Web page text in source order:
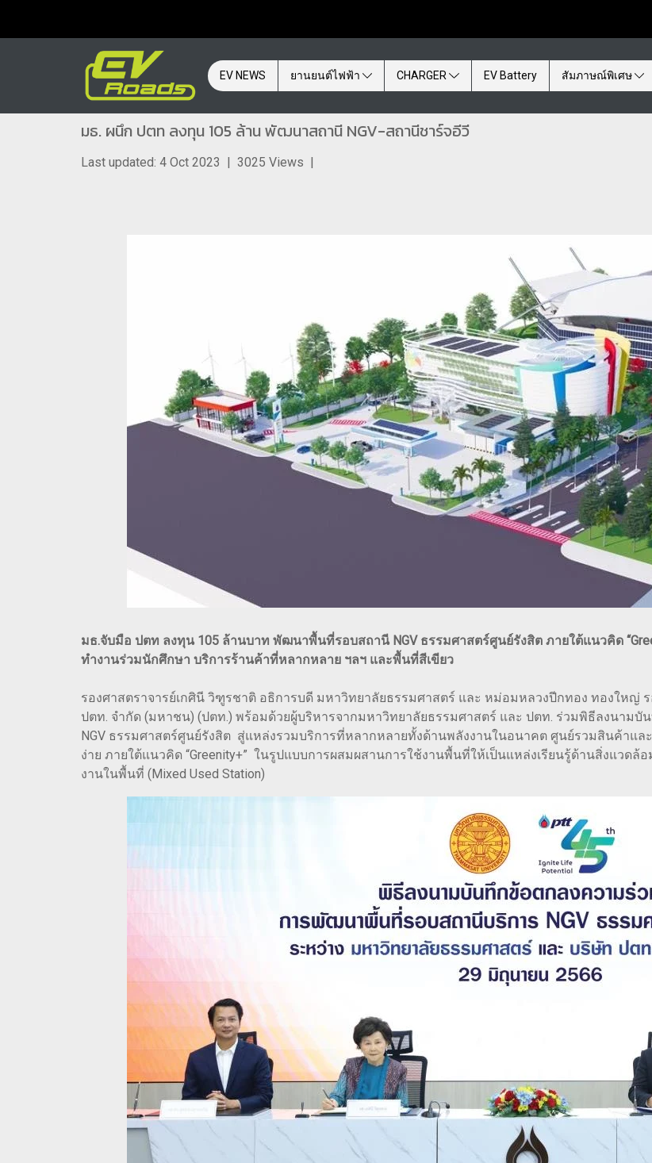
EV NEWS ยานยนต์ไฟฟ้า CHARGER EV Battery สัมภาษณ์พิเศษ
มธ. ผนึก ปตท ลงทุน 105 ล้าน พัฒนาสถานี NGV-สถานีชาร์จอีวี
Last updated: 4 Oct 2023 | 3025 Views |
มธ.จับมือ ปตท ลงทุน 105 ล้านบาท พัฒนาพื้นที่รอบสถานี NGV ธรรมศาสตร์ศูนย์รังสิต ภายใต้แนวคิด
ทำงานร่วมนักศึกษา บริการร้านค้าที่หลากหลาย ฯลฯ และพื้นที่สีเขียว
รองศาสตราจารย์เกศินี วิฑูรชาติ อธิการบดี มหาวิทยาลัยธรรมศาสตร์ และ หม่อมหลวงปีกทอง ทองใหญ่
ปตท. จำกัด (มหาชน) (ปตท.) พร้อมด้วยผู้บริหารจากมหาวิทยาลัยธรรมศาสตร์ และ ปตท. ร่วมพิธีลงนา
NGV ธรรมศาสตร์ศูนย์รังสิต สู่แหล่งรวมบริการที่หลากหลายทั้งด้านพลังงานในอนาคต ศูนย์รวมสินค้าแ
ง่าย ภายใต้แนวคิด “Greenity+” ในรูปแบบการผสมผสานการใช้งานพื้นที่ให้เป็นแหล่งเรียนรู้ด้านสิ่งแวด
งานในพื้นที่ (Mixed Used Station)